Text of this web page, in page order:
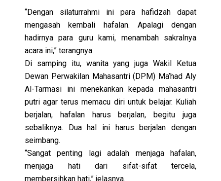
“Dengan silaturrahmi ini para hafidzah dapat
mengasah kembali hafalan. Apalagi dengan
hadirnya para guru kami, menambah sakralnya
acara ini,” terangnya.
Di samping itu, wanita yang juga Wakil Ketua
Dewan Perwakilan Mahasantri (DPM) Ma’had Aly
Al-Tarmasi ini menekankan kepada mahasantri
putri agar terus memacu diri untuk belajar. Kuliah
berjalan, hafalan harus berjalan, begitu juga
sebaliknya. Dua hal ini harus berjalan dengan
seimbang.
“Sangat penting lagi adalah menjaga hafalan,
menjaga hati dari sifat-sifat tercela,
membersihkan hati,” jelasnya.